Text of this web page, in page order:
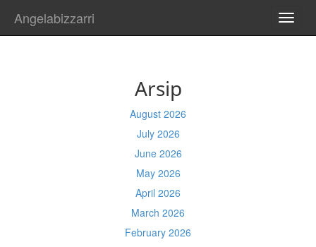
Angelabizzarri
Arsip
August 2026
July 2026
June 2026
May 2026
April 2026
March 2026
February 2026